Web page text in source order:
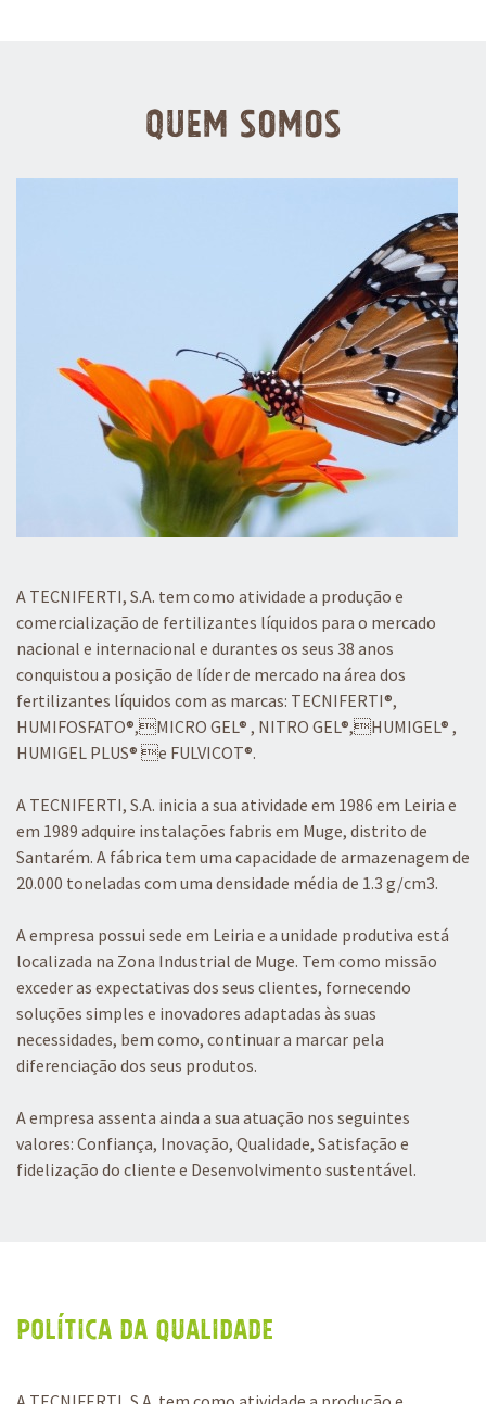
QUEM SOMOS
A TECNIFERTI, S.A. tem como atividade a produção e
comercialização de fertilizantes líquidos para o mercado
nacional e internacional e durantes os seus 38 anos
conquistou a posição de líder de mercado na área dos
fertilizantes líquidos com as marcas: TECNIFERTI®,
HUMIFOSFATO®,MICRO GEL® , NITRO GEL®,HUMIGEL® ,
HUMIGEL PLUS® e FULVICOT®.
A TECNIFERTI, S.A. inicia a sua atividade em 1986 em Leiria e
em 1989 adquire instalações fabris em Muge, distrito de
Santarém. A fábrica tem uma capacidade de armazenagem de
20.000 toneladas com uma densidade média de 1.3 g/cm3.
A empresa possui sede em Leiria e a unidade produtiva está
localizada na Zona Industrial de Muge. Tem como missão
exceder as expectativas dos seus clientes, fornecendo
soluções simples e inovadores adaptadas às suas
necessidades, bem como, continuar a marcar pela
diferenciação dos seus produtos.
A empresa assenta ainda a sua atuação nos seguintes
valores: Confiança, Inovação, Qualidade, Satisfação e
fidelização do cliente e Desenvolvimento sustentável.
POLÍTICA DA QUALIDADE